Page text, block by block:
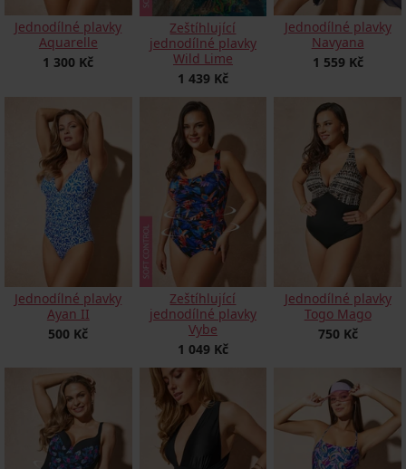
Jednodílné plavky
Aquarelle
1 300 Kč
Zeštíhlující
jednodílné plavky
Wild Lime
1 439 Kč
Jednodílné plavky
Navyana
1 559 Kč
Jednodílné plavky
Ayan II
500 Kč
Zeštíhlující
jednodílné plavky
Vybe
1 049 Kč
Jednodílné plavky
Togo Mago
750 Kč